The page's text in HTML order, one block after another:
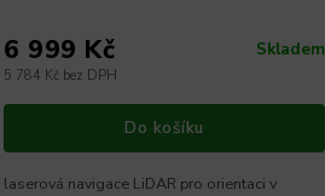
Skladem
5 784 Kč bez DPH
6 999 Kč
Do košíku
laserová navigace LiDAR pro orientaci v